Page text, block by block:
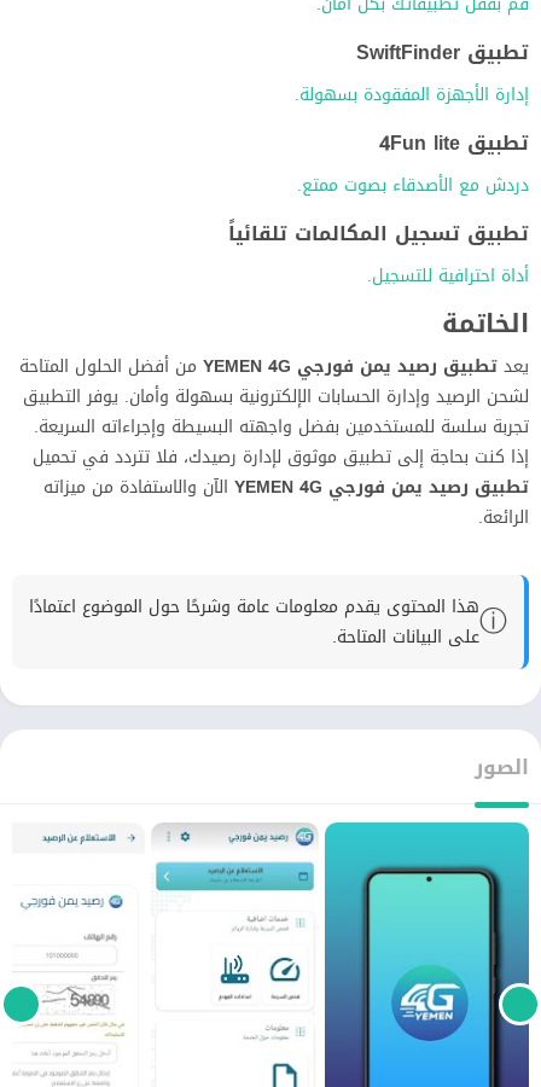
تطبيق SwiftFinder
إدارة الأجهزة المفقودة بسهولة.
تطبيق 4Fun lite
دردش مع الأصدقاء بصوت ممتع.
تطبيق تسجيل المكالمات تلقائياً
أداة احترافية للتسجيل.
الخاتمة
يعدتطبيق رصيد يمن فورجي YEMEN 4G
من أفضل الحلول المتاحة
لشحن الرصيد وإدارة الحسابات الإلكترونية بسهولة وأمان. يوفر التطبيق
تجربة سلسة للمستخدمين بفضل واجهته البسيطة وإجراءاته السريعة.
إذا كنت بحاجة إلى تطبيق موثوق لإدارة رصيدك، فلا تتردد في تحميل
تطبيق رصيد يمن فورجي YEMEN 4G
الآن والاستفادة من ميزاته
الرائعة.
ⓘهذا المحتوى يقدم معلومات عامة وشرحًا حول الموضوع اعتمادًا
على البيانات المتاحة.
الصور